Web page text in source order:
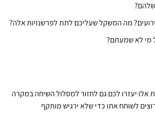
מה המשקל שעליכם לתת לפרשנויות אלה?
מי לא שמעתם?
יעזרו לכם גם לחזור למסלול השיחה במקרה
לשוחח אתו כדי שלא ירגיש מותקף